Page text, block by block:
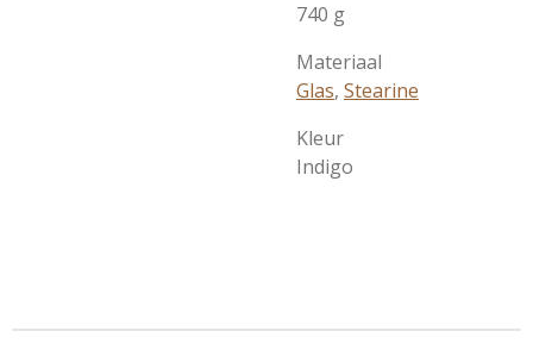
740 g
Materiaal
Glas, Stearine
Kleur
Indigo